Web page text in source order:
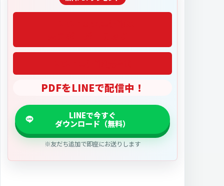
PDFをLINEで配信中！
※友だち追加で即座にお送りします